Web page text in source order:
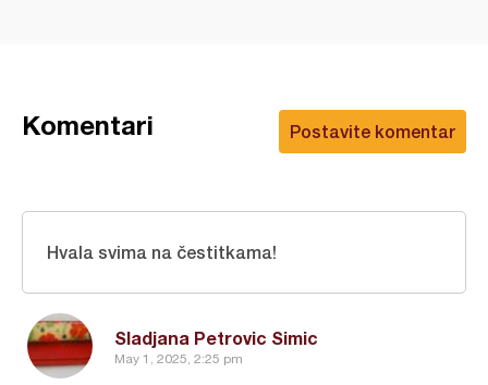
Postavite komentar
Komentari
Sladjana Petrovic Simic
May 1, 2025, 2:25 pm
Hvala svima na čestitkama!